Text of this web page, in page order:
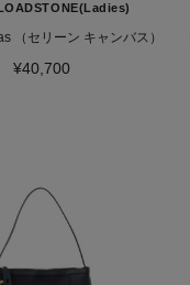
（セリーン キャンバス）
¥40,700